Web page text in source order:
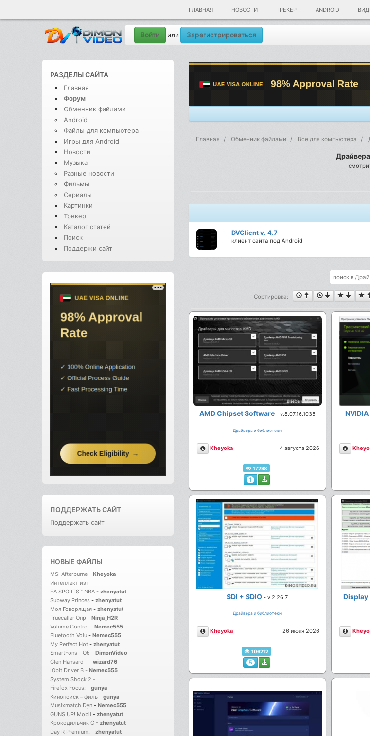
ГЛАВНАЯ НОВОСТИ ТРЕКЕР ANDROID
Войти или Зарегистрироваться
РАЗДЕЛЫ САЙТА
Главная
Форум
Обменник файлами
Android
Файлы для компьютера
Игры для Android
Новости
Музыка
Разные новости
Фильмы
Сериалы
Картинки
Трекер
Каталог статей
Поиск
Поддержи сайт
ПОДДЕРЖАТЬ САЙТ
Поддержать сайт
НОВЫЕ ФАЙЛЫ
MSI Afterburne - Kheyoka
Интеллект из г -
EA SPORTS™ NBA - zhenyatut
Subway Princes - zhenyatut
Моя Говорящая - zhenyatut
Truecaller Опр - Ninja_H2R
Volume Control - Nemec555
Bluetooth Volu - Nemec555
My Perfect Hot - zhenyatut
SmartFons - Об - DimonVideo
Glen Hansard - - wizard76
IObit Driver B - Nemec555
System Shock 2 -
Firefox Focus: - gunya
Кинопоиск－филь - gunya
Musixmatch Dyn - Nemec555
GUNS UP! Mobil - zhenyatut
Крокодильчик С - zhenyatut
Day R Premium. - zhenyatut
Главная Обменник файлами Все для компьютера
DVClient v. 4.7
клиент сайта под Android
Сортировка:
AMD Chipset Software- v.8.07.16.1035
Драйвера и библиотеки
Описание
Kheyoka 4 августа 2026
17298
1
SDI + SDIO - v.2.26.7
Драйвера и библиотеки
Описание
Kheyoka 26 июля 2026
106212
5
Display